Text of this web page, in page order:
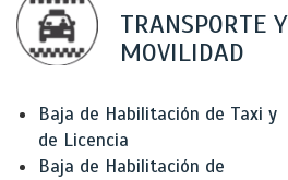
TRANSPORTE Y
MOVILIDAD
Baja de Habilitación de Taxi y
de Licencia
Baja de Habilitación de